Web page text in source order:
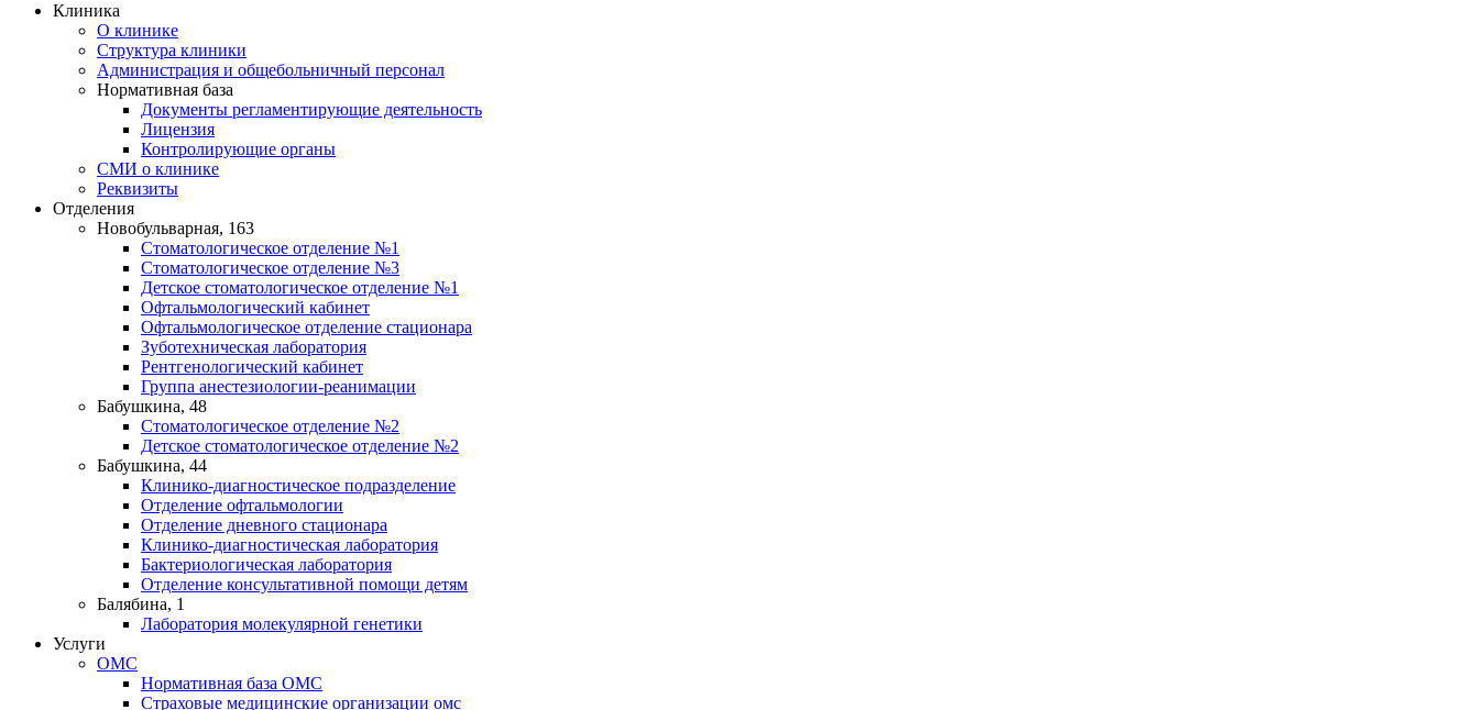
Клиника
О клинике
Структура клиники
Администрация и общебольничный персонал
Нормативная база
Документы регламентирующие деятельность
Лицензия
Контролирующие органы
СМИ о клинике
Реквизиты
Отделения
Новобульварная, 163
Стоматологическое отделение №1
Стоматологическое отделение №3
Детское стоматологическое отделение №1
Офтальмологический кабинет
Офтальмологическое отделение стационара
Зуботехническая лаборатория
Рентгенологический кабинет
Группа анестезиологии-реанимации
Бабушкина, 48
Стоматологическое отделение №2
Детское стоматологическое отделение №2
Бабушкина, 44
Клинико-диагностическое подразделение
Отделение офтальмологии
Отделение дневного стационара
Клинико-диагностическая лаборатория
Бактериологическая лаборатория
Отделение консультативной помощи детям
Балябина, 1
Лаборатория молекулярной генетики
Услуги
ОМС
Нормативная база ОМС
Страховые медицинские организации омс